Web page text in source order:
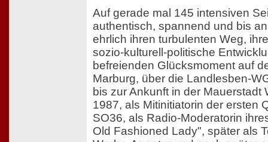
Auf gerade mal 145 intensiven
authentisch, spannend und bis
ehrlich ihren turbulenten Weg,
sozio-kulturell-politische
befreienden Glücksmoment auf
Marburg, über die Landlesben-
bis zur Ankunft in der Mauerstadt
1987, als Mitinitiatorin der ersten
SO36, als Radio-Moderatorin
Old Fashioned Lady", später als